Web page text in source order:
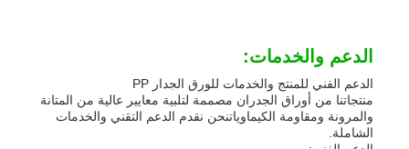
الدعم والخدمات:
الدعم الفني للمنتج والخدمات للورق الجدار PP
منتجاتنا من أوراق الجدران مصممة لتلبية معايير عالية من المتانة
والمرونة ومقاومة الكيماوياتنحن نقدم الدعم التقني والخدمات
الشاملة.